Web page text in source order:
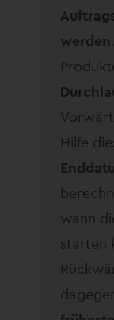
werden
Hilfe
wann
starten